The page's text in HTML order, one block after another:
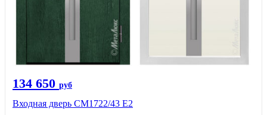
134 650 руб
Входная дверь СМ1722/43 Е2